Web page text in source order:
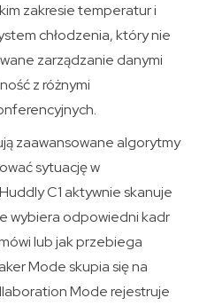
zakresie temperatur i
chłodzenia, który nie
zarządzanie danymi
z różnymi
zaawansowane algorytmy
sytuację w
C1 aktywnie skanuje
wybiera odpowiedni kadr
lub jak przebiega
Mode skupia się na
Mode rejestruje